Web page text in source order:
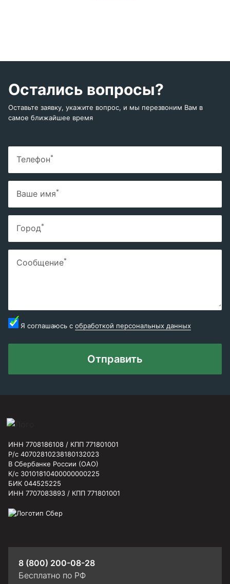
Остались вопросы?
Оставьте заявку, укажите вопрос, и мы перезвоним Вам в
самое ближайшее время
Телефон*
Ваше имя*
Город*
Сообщение*
Я соглашаюсь с обработкой персональных данных
Отправить
ИНН 7708186108 / КПП 771801001
Р/с 40702810238180132023
В Сбербанке России (ОАО)
К/с 30101810400000000225
БИК 044525225
ИНН 7707083893 / КПП 771801001
8 (800) 200-08-28
Бесплатно по РФ